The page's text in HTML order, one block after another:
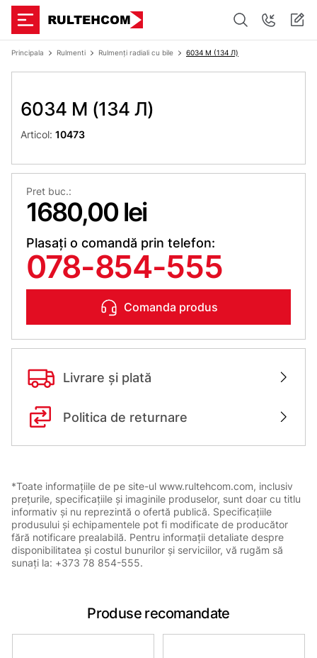
Principala Rulmenti Rulmenți radiali cu bile 6034 M (134 Л)
6034 M (134 Л)
Articol: 10473
Pret buc.:
1680,00 lei
Plasați o comandă prin telefon:
078-854-555
Comanda produs
Livrare și plată
Politica de returnare
*Toate informațiile de pe site-ul www.rultehcom.com, inclusiv
prețurile, specificațiile și imaginile produselor, sunt doar cu titlu
informativ și nu reprezintă o ofertă publică. Specificațiile
produsului și echipamentele pot fi modificate de producător
fără notificare prealabilă. Pentru informații detaliate despre
disponibilitatea și costul bunurilor și serviciilor, vă rugăm să
sunați la: +373 78 854-555.
Produse recomandate